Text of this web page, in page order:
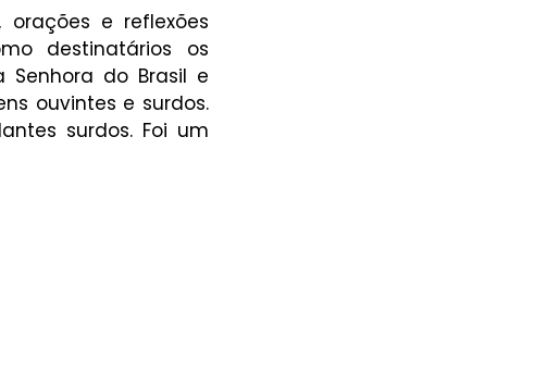
e reflexões
destinatários os
Senhora do Brasil e
ouvintes e surdos.
surdos. Foi um